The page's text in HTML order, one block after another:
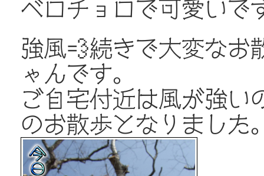
ベロチョロで可愛いで
強風💨続きで大変なお
ゃんです。
ご自宅付近は風が強い
のお散歩となりました